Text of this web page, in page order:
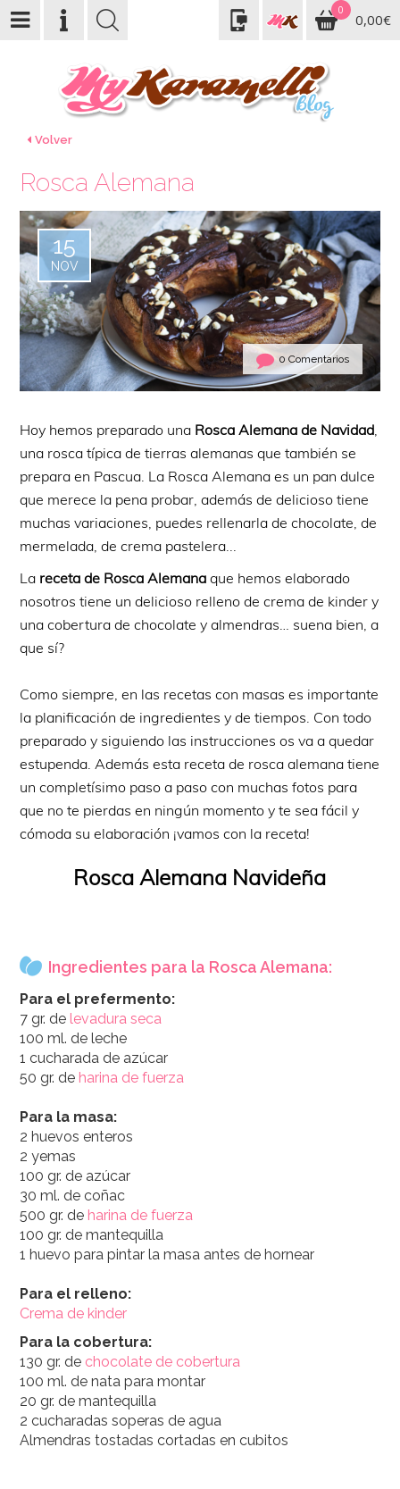
0
0,00€
Volver
Rosca Alemana
15
NOV
0 Comentarios
Hoy hemos preparado una Rosca Alemana de Navidad
una rosca típica de tierras alemanas que también se
prepara en Pascua. La Rosca Alemana es un pan dulce
que merece la pena probar, además de delicioso tiene
muchas variaciones, puedes rellenarla de chocolate, de
mermelada, de crema pastelera...
La receta de Rosca Alemana que hemos elaborado
nosotros tiene un delicioso relleno de crema de kinder y
una cobertura de chocolate y almendras… suena bien, a
que sí?
Como siempre, en las recetas con masas es importante
la planificación de ingredientes y de tiempos. Con todo
preparado y siguiendo las instrucciones os va a quedar
estupenda. Además esta receta de rosca alemana tiene
un completísimo paso a paso con muchas fotos para
que no te pierdas en ningún momento y te sea fácil y
cómoda su elaboración ¡vamos con la receta!
Rosca Alemana Navideña
Ingredientes para la Rosca Alemana:
Para el prefermento:
7 gr. de levadura seca
100 ml. de leche
1 cucharada de azúcar
50 gr. de harina de fuerza
Para la masa:
2 huevos enteros
2 yemas
100 gr. de azúcar
30 ml. de coñac
500 gr. de harina de fuerza
100 gr. de mantequilla
1 huevo para pintar la masa antes de hornear
Para el relleno:
Crema de kinder
Para la cobertura:
130 gr. de chocolate de cobertura
100 ml. de nata para montar
20 gr. de mantequilla
2 cucharadas soperas de agua
Almendras tostadas cortadas en cubitos